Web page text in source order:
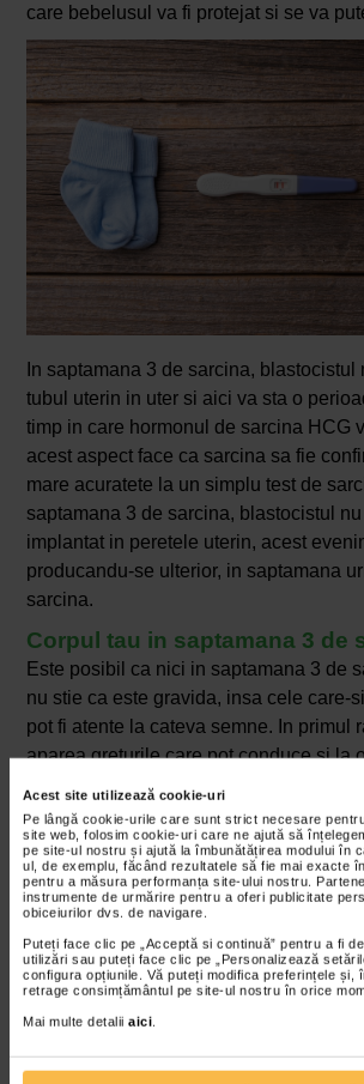
Acest site utilizează cookie-uri
Pe lângă cookie-urile care sunt strict necesare
site web, folosim cookie-uri care ne ajută să
pe site-ul nostru și ajută la îmbunătățirea modului în
ul, de exemplu, făcând rezultatele să fie mai exacte
pentru a măsura performanța site-ului nostru.
instrumente de urmărire pentru a oferi publicitate
obiceiurilor dvs. de navigare.
Puteți face clic pe „Acceptă si continuă” pentru a fi
utilizări sau puteți face clic pe „Personalizează
configura opțiunile. Vă puteți modifica preferințele și,
retrage consimțământul pe site-ul nostru în orice
Mai multe detalii aici.
care bebelusul va fi protejat si se va
In saptamana 3 de sarcina, blastocistul
tubul uterin in uter si aici va sta o
timp in care hormonul de sarcina HCG
acest aspect face ca sarcina sa fie
mare acuratete la un simplu test de
saptamana 3 de sarcina, blastocistul
implantat in peretele uterin, acest
producandu-se ulterior, in saptamana
sarcina.
Corpul tau in saptamana 3 de
Este posibil ca nici in saptamana 3 de
nu stie ca este gravida, insa cele care-
pot fi atente la cateva semne. In primul
aparea greturile care pot conduce si la
greutate, dat fiind ca multe viitoare
repulsie fata de anumite alimente sau
saptamana 3 de sarcina, pot aparea
abdominale si se pot inteti scurgerile
femei pot avea chiar sangerari. Aceste
care pot fi usor confundate si unele
ca este vorba intocmai de menstra,
posibilitatea existentei unei sarcini.
normala si destul de frecventa, si apare